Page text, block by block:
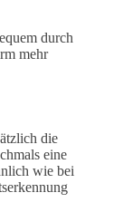
durch
mehr
die
eine
wie bei